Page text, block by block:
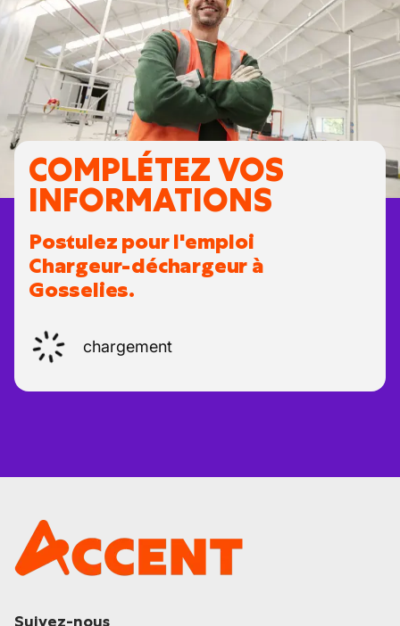
COMPLÉTEZ VOS
INFORMATIONS
Postulez pour l'emploi
Chargeur-déchargeur à
Gosselies.
chargement
Suivez-nous